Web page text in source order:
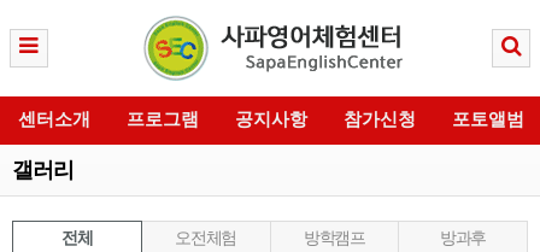
센터소개 프로그램 공지사항 참가신청 포토앨범
갤러리
전체 오전체험 방학캠프 방과후